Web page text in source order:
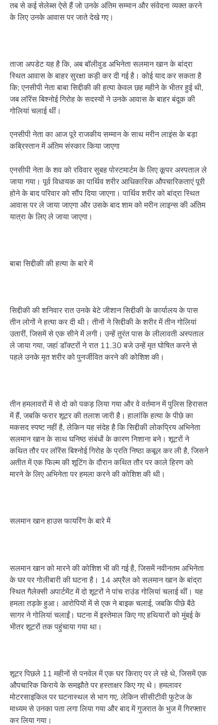
तब से कई सेलेब्स ऐसे हैं जो उनके अंतिम सम्मान और संवेदना व्यक्त करने
के लिए उनके आवास पर जाते देखे गए।
ताजा अपडेट यह है कि, अब बॉलीवुड अभिनेता सलमान खान के बांद्रा
स्थित आवास के बाहर सुरक्षा कड़ी कर दी गई है। कोई याद कर सकता है
कि; एनसीपी नेता बाबा सिद्दीकी की हत्या केवल छह महीने के भीतर हुई थी,
जब लॉरेंस बिश्नोई गिरोह के सदस्यों ने उनके आवास के बाहर बंदूक की
गोलियां चलाई थीं।
एनसीपी नेता का आज पूरे राजकीय सम्मान के साथ मरीन लाइंस के बड़ा
कब्रिस्तान में अंतिम संस्कार किया जाएगा
एनसीपी नेता के शव को रविवार सुबह पोस्टमार्टम के लिए कूपर अस्पताल ले
जाया गया। पूर्व विधायक का पार्थिव शरीर आधिकारिक औपचारिकताएं पूरी
होने के बाद परिवार को सौंप दिया जाएगा। पार्थिव शरीर को बांद्रा स्थित
आवास पर ले जाया जाएगा और उसके बाद शाम को मरीन लाइन्स की अंतिम
यात्रा के लिए ले जाया जाएगा।
बाबा सिद्दीकी की हत्या के बारे में
सिद्दीकी की शनिवार रात उनके बेटे जीशान सिद्दीकी के कार्यालय के पास
तीन लोगों ने हत्या कर दी थी। तीनों ने सिद्दीकी के शरीर में तीन गोलियां
उतारीं, जिसमें से एक सीने में लगी। उन्हें तुरंत पास के लीलावती अस्पताल
ले जाया गया, जहां डॉक्टरों ने रात 11.30 बजे उन्हें मृत घोषित करने से
पहले उनके मृत शरीर को पुनर्जीवित करने की कोशिश की।
तीन हमलावरों में से दो को पकड़ लिया गया और वे वर्तमान में पुलिस हिरासत
में हैं, जबकि फरार शूटर की तलाश जारी है। हालांकि हत्या के पीछे का
मकसद स्पष्ट नहीं है, लेकिन यह संदेह है कि सिद्दीकी लोकप्रिय अभिनेता
सलमान खान के साथ घनिष्ठ संबंधों के कारण निशाना बने। शूटरों ने
कथित तौर पर लॉरेंस बिश्नोई गिरोह के प्रति निष्ठा कबूल कर ली है, जिसने
अतीत में एक फिल्म की शूटिंग के दौरान कथित तौर पर काले हिरण को
मारने के लिए अभिनेता पर हमला करने की कोशिश की थी।
सलमान खान हाउस फायरिंग के बारे में
सलमान खान को मारने की कोशिश भी की गई है, जिसमें नवीनतम अभिनेता
के घर पर गोलीबारी की घटना है। 14 अप्रैल को सलमान खान के बांद्रा
स्थित गैलेक्सी अपार्टमेंट में दो शूटरों ने पांच राउंड गोलियां चलाई थीं। यह
हमला तड़के हुआ। आरोपियों में से एक ने बाइक चलाई, जबकि पीछे बैठे
सागर ने गोलियां चलाईं। घटना में इस्तेमाल किए गए हथियारों को मुंबई के
भीतर शूटरों तक पहुंचाया गया था।
शूटर पिछले 11 महीनों से पनवेल में एक घर किराए पर ले रहे थे, जिसमें एक
औपचारिक किराये के समझौते पर हस्ताक्षर किए गए थे। हमलावर
मोटरसाइकिल पर घटनास्थल से भाग गए, लेकिन सीसीटीवी फुटेज के
माध्यम से उनका पता लगा लिया गया और बाद में गुजरात के भुज में गिरफ्तार
कर लिया गया।